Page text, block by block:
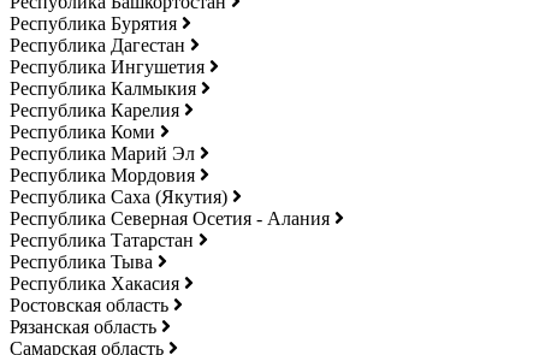
Республика Бурятия
Республика Дагестан
Республика Ингушетия
Республика Калмыкия
Республика Карелия
Республика Коми
Республика Марий Эл
Республика Мордовия
Республика Саха (Якутия)
Республика Северная Осетия - Алания
Республика Татарстан
Республика Тыва
Республика Хакасия
Ростовская область
Рязанская область
Самарская область